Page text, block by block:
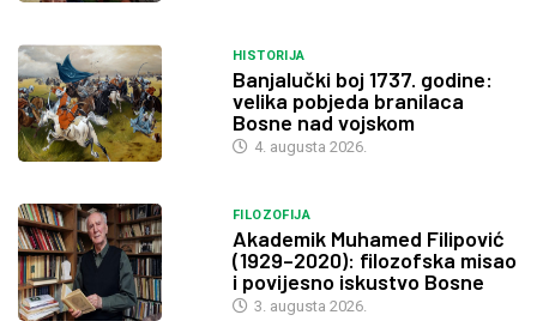
HISTORIJA
Banjalučki boj 1737. godine:
velika pobjeda branilaca
Bosne nad vojskom
4. augusta 2026.
FILOZOFIJA
Akademik Muhamed Filipović
(1929–2020): filozofska misao
i povijesno iskustvo Bosne
3. augusta 2026.